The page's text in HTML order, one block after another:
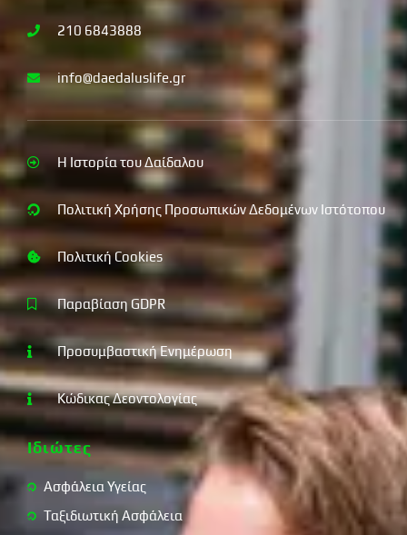
210 6843888
info@daedaluslife.gr
Η Ιστορία του Δαίδαλου
Πολιτική Χρήσης Προσωπικών Δεδομένων Ιστότοπου
Πολιτική Cookies
Παραβίαση GDPR
Προσυμβαστική Ενημέρωση
Κώδικας Δεοντολογίας
Ιδιώτες
Ασφάλεια Υγείας
Ταξιδιωτική Ασφάλεια